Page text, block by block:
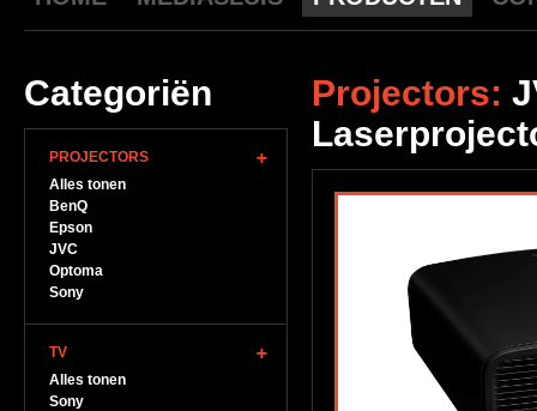
Categoriën
PROJECTORS
Alles tonen
BenQ
Epson
JVC
Optoma
Sony
TV
Alles tonen
Sony
Projectors: